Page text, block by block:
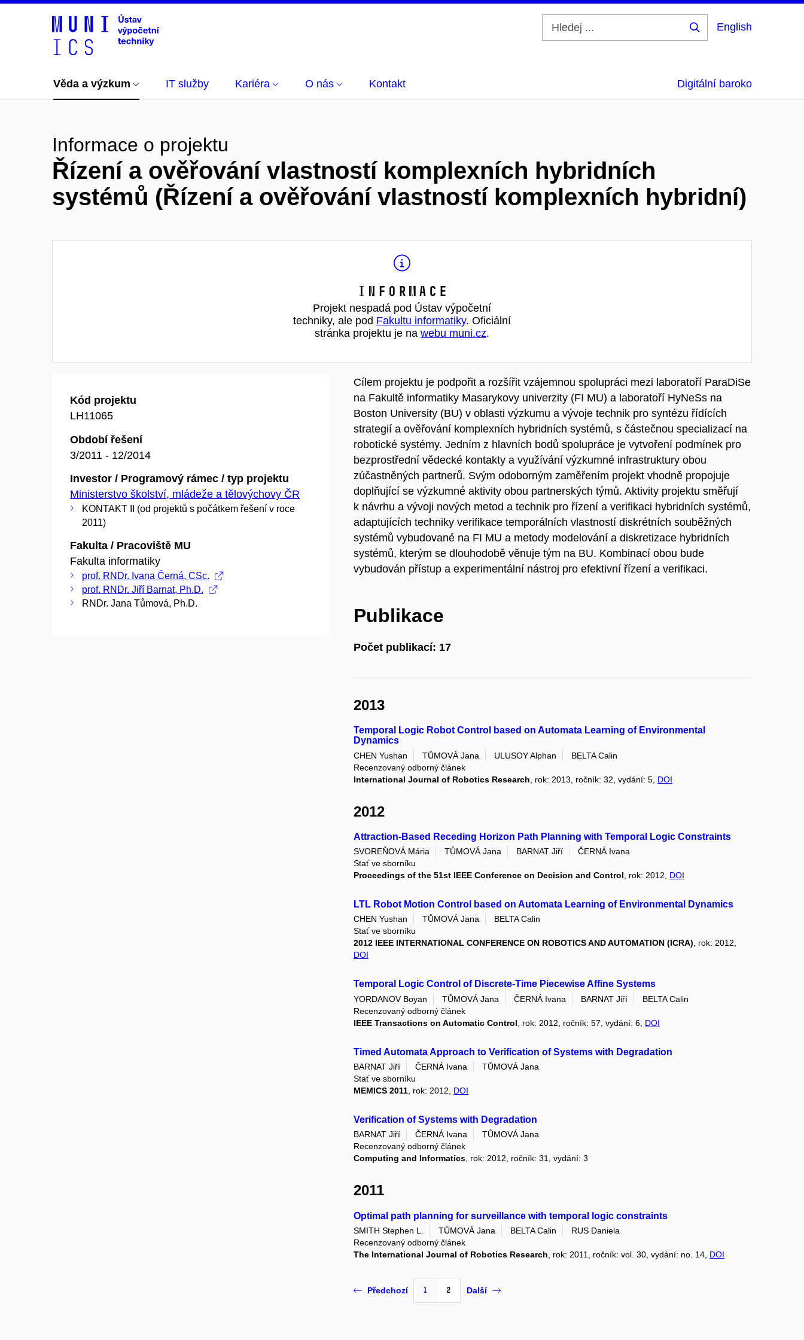
English
Věda a výzkum IT služby Kariéra O nás Kontakt Digitální baroko
Informace o projektu
Řízení a ověřování vlastností komplexních hybridních
systémů (Řízení a ověřování vlastností komplexních hybridní)
Informace
Projekt nespadá pod Ústav výpočetní
techniky, ale pod Fakultu informatiky. Oficiální
stránka projektu je na webu muni.cz.
Kód projektu
LH11065
Období řešení
3/2011 - 12/2014
Investor / Programový rámec / typ projektu
Ministerstvo školství, mládeže a tělovýchovy ČR
KONTAKT II (od projektů s počátkem řešení v roce
2011)
Fakulta / Pracoviště MU
Fakulta informatiky
prof. RNDr. Ivana Černá, CSc.
prof. RNDr. Jiří Barnat, Ph.D.
RNDr. Jana Tůmová, Ph.D.
Cílem projektu je podpořit a rozšířit vzájemnou spolupráci mezi laboratoří ParaDiSe
na Fakultě informatiky Masarykovy univerzity (FI MU) a laboratoří HyNeSs na
Boston University (BU) v oblasti výzkumu a vývoje technik pro syntézu řídících
strategií a ověřování komplexních hybridních systémů, s částečnou specializací na
robotické systémy. Jedním z hlavních bodů spolupráce je vytvoření podmínek pro
bezprostřední vědecké kontakty a využívání výzkumné infrastruktury obou
zúčastněných partnerů. Svým odoborným zaměřením projekt vhodně propojuje
doplňující se výzkumné aktivity obou partnerských týmů. Aktivity projektu směřují
k návrhu a vývoji nových metod a technik pro řízení a verifikaci hybridních systémů,
adaptujících techniky verifikace temporálních vlastností diskrétních souběžných
systémů vybudované na FI MU a metody modelování a diskretizace hybridních
systémů, kterým se dlouhodobě věnuje tým na BU. Kombinací obou bude
vybudován přístup a experimentální nástroj pro efektivní řízení a verifikaci.
Publikace
Počet publikací: 17
2013
Temporal Logic Robot Control based on Automata Learning of Environmental
Dynamics
CHEN Yushan TŮMOVÁ Jana ULUSOY Alphan
BELTA Calin
Recenzovaný odborný článek
International Journal of Robotics Research , rok: 2013, ročník: 32, vydání: 5, DOI
2012
Attraction-Based Receding Horizon Path Planning with Temporal Logic Constraints
SVOREŇOVÁ Mária TŮMOVÁ Jana BARNAT Jiří
ČERNÁ Ivana
Stať ve sborníku
Proceedings of the 51st IEEE Conference on Decision and Control , rok: 2012, DOI
LTL Robot Motion Control based on Automata Learning of Environmental Dynamics
CHEN Yushan TŮMOVÁ Jana
BELTA Calin
Stať ve sborníku
2012 IEEE INTERNATIONAL CONFERENCE ON ROBOTICS AND AUTOMATION (ICRA), rok: 2012,
DOI
Temporal Logic Control of Discrete-Time Piecewise Affine Systems
YORDANOV Boyan TŮMOVÁ Jana ČERNÁ Ivana BARNAT Jiří
BELTA Calin
Recenzovaný odborný článek
IEEE Transactions on Automatic Control , rok: 2012, ročník: 57, vydání: 6, DOI
Timed Automata Approach to Verification of Systems with Degradation
BARNAT Jiří ČERNÁ Ivana
TŮMOVÁ Jana
Stať ve sborníku
MEMICS 2011 , rok: 2012, DOI
Verification of Systems with Degradation
BARNAT Jiří ČERNÁ Ivana
TŮMOVÁ Jana
Recenzovaný odborný článek
Computing and Informatics, rok: 2012, ročník: 31, vydání: 3
2011
Optimal path planning for surveillance with temporal logic constraints
SMITH Stephen L. TŮMOVÁ Jana BELTA Calin
RUS Daniela
Recenzovaný odborný článek
The International Journal of Robotics Research , rok: 2011, ročník: vol. 30, vydání: no. 14, DOI
Předchozí 1 2 Další